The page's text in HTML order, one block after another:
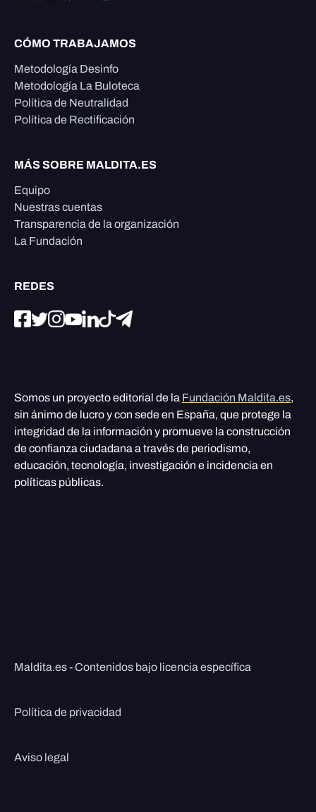
CÓMO TRABAJAMOS
Metodología Desinfo
Metodología La Buloteca
Política de Neutralidad
Política de Rectificación
MÁS SOBRE MALDITA.ES
Equipo
Nuestras cuentas
Transparencia de la organización
La Fundación
REDES
Somos un proyecto editorial de la Fundación Maldita.es,
sin ánimo de lucro y con sede en España, que protege la
integridad de la información y promueve la construcción
de confianza ciudadana a través de periodismo,
educación, tecnología, investigación e incidencia en
políticas públicas.
Maldita.es - Contenidos bajo licencia específica
Política de privacidad
Aviso legal